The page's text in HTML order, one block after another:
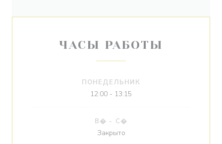
ЧАСЫ РАБОТЫ
ПОНЕДЕЛЬНИК
12:00 - 13:15
В� - С�
Закрыто